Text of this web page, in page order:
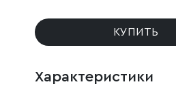
КУПИТЬ
Характеристики